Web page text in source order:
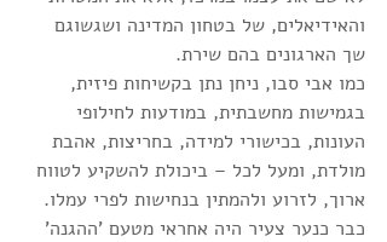
והאידיאלים, של בטחון המדינה ושגשוגם
שך הארגונים בהם שירת.
כמו אבי סבו, ניחן נתן בקשיחות פיזית,
בגמישות מחשבתית, במודעות לחילופי
העונות, בכישורי למידה, בחריצות, אהבת
מולדת, ומעל לכל – ביכולת להשקיע לטווח
ארוך, לזרוע ולהמתין בנחישות לפרי עמלו.
כבר כנער צעיר היה אחראי מטעם 'ההגנה'